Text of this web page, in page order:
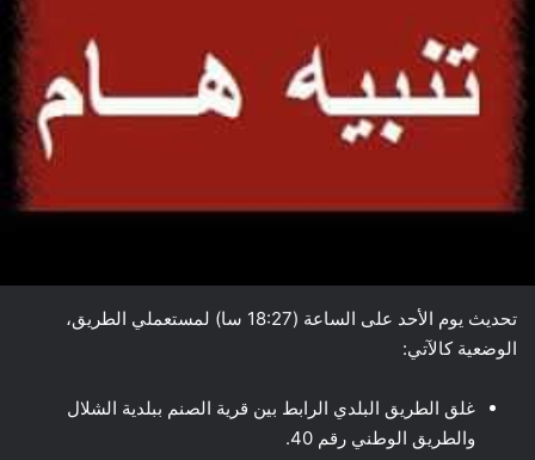
تحديث يوم الأحد على الساعة (18:27 سا) لمستعملي الطريق،
الوضعية كالآتي:
غلق الطريق البلدي الرابط بين قرية الصنم ببلدية الشلال
والطريق الوطني رقم 40.